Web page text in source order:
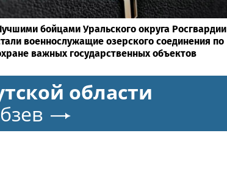
бойцами Уральского округа Росгвардии
военнослужащие озерского соединения по
важных государственных объектов
области